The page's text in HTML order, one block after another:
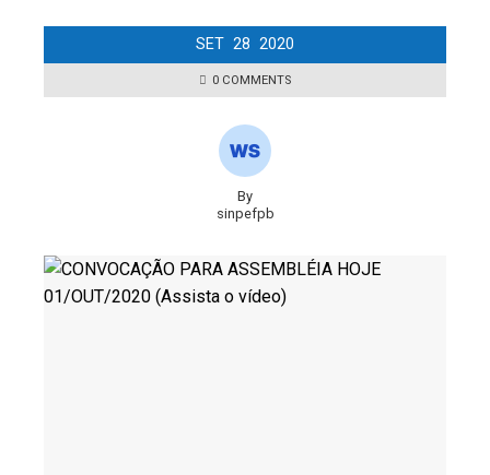
SET 28 2020
0 COMMENTS
By
sinpefpb